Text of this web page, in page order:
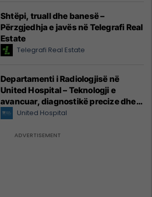
Shtëpi, truall dhe banesë –
Përzgjedhja e javës në Telegrafi Real
Estate
Telegrafi Real Estate
Departamenti i Radiologjisë në
United Hospital – Teknologji e
avancuar, diagnostikë precize dhe
kujdes profesional
United Hospital